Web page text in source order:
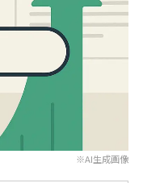
※AI生成画像